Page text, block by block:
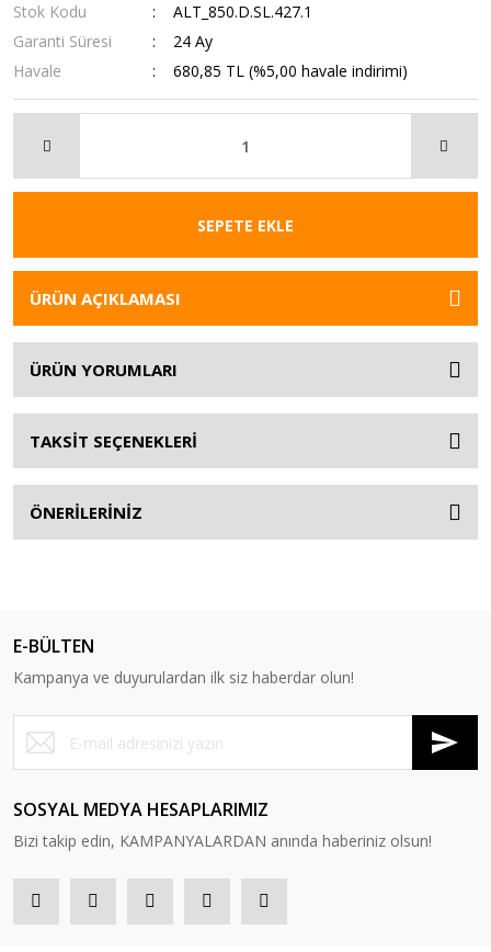
Stok Kodu
ALT_850.D.SL.427.1
Garanti Süresi
24 Ay
Havale
680,85 TL (%5,00 havale indirimi)
SEPETE EKLE
ÜRÜN AÇIKLAMASI
ÜRÜN YORUMLARI
TAKSİT SEÇENEKLERİ
ÖNERİLERİNİZ
E-BÜLTEN
Kampanya ve duyurulardan ilk siz haberdar olun!
SOSYAL MEDYA HESAPLARIMIZ
Bizi takip edin, KAMPANYALARDAN anında haberiniz olsun!